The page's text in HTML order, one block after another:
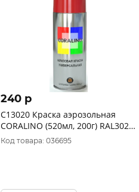
240 p
C13020 Краска аэрозольная
CORALINO (520мл, 200г) RAL3020
Светофорно-Красный
Код товара: 036695